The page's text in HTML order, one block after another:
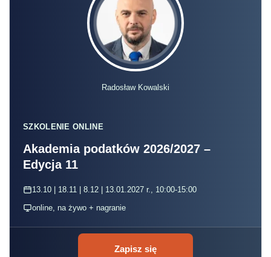
Radosław Kowalski
SZKOLENIE ONLINE
Akademia podatków 2026/2027 –
Edycja 11
13.10 | 18.11 | 8.12 | 13.01.2027 r., 10:00-15:00
online, na żywo + nagranie
Zapisz się